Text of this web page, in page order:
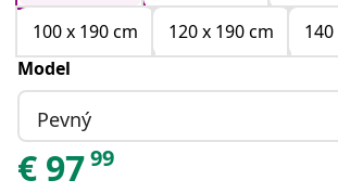
100 x 190 cm
120 x 190 cm
Model
Pevný
€ 9799